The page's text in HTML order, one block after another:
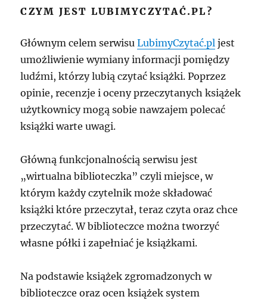
CZYM JEST LUBIMYCZYTAĆ.PL?
Głównym celem serwisuLubimyCzytać.pl jest
umożliwienie wymiany informacji pomiędzy
ludźmi, którzy lubią czytać książki. Poprzez
opinie, recenzje i oceny przeczytanych książek
użytkownicy mogą sobie nawzajem polecać
książki warte uwagi.
Główną funkcjonalnością serwisu jest
„wirtualna biblioteczka” czyli miejsce, w
którym każdy czytelnik może składować
książki które przeczytał, teraz czyta oraz chce
przeczytać. W biblioteczce można tworzyć
własne półki i zapełniać je książkami.
Na podstawie książek zgromadzonych w
biblioteczce oraz ocen książek system